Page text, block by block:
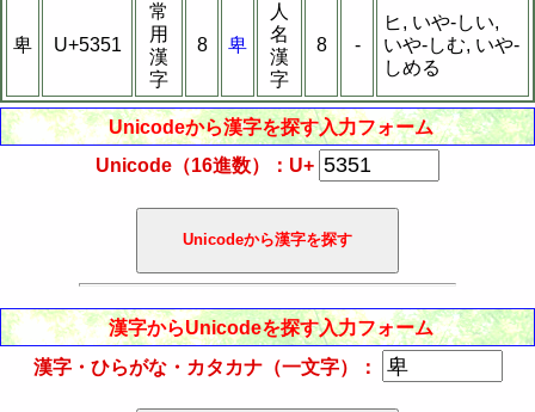
卑 U+5351
常
用
漢
字
8 卑
人
名
漢
字
8 -
ヒ, いや-しい,
いや-しむ, いや-
しめる
Unicodeから漢字を探す入力フォーム
Unicode（16進数）：U+
漢字からUnicodeを探す入力フォーム
漢字・ひらがな・カタカナ（一文字）：